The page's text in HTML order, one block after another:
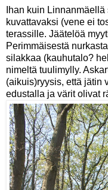
Ihan kuin
kuvattavaksi (vene ei
terassille. Jäätelöä
Perimmäisestä
silakkaa (kauhutalo?
nimeltä tuulimylly.
(aikuis)ryysis, että jätin
edustalla ja värit olivat